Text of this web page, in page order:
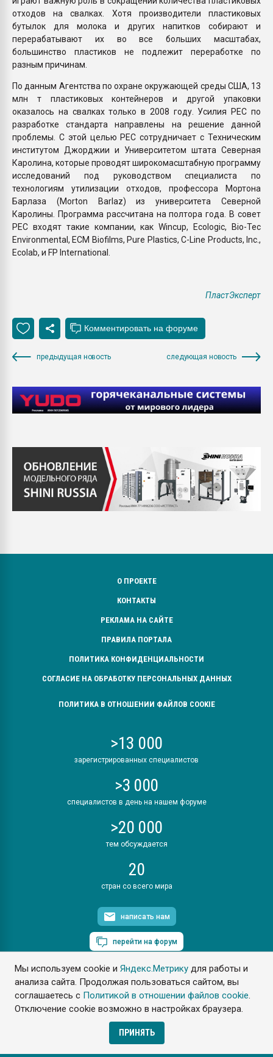
Мы используем cookie иЯндекс.Метрику для работы и
анализа сайта. Продолжая пользоваться сайтом, вы
соглашаетесь с Политикой в отношении файлов cookie.
Отключение cookie возможно в настройках браузера.
ПРИНЯТЬ
отходов на свалках. Хотя производители пластиковых
бутылок для молока и других напитков собирают и
перерабатывают их во все больших масштабах,
большинство пластиков не подлежит переработке по
разным причинам.
По данным Агентства по охране окружающей среды США, 13
млн т пластиковых контейнеров и другой упаковки
оказалось на свалках только в 2008 году. Усилия PEC по
разработке стандарта направлены на решение данной
проблемы. С этой целью PEC сотрудничает с Техническим
институтом Джорджии и Университетом штата Северная
Каролина, которые проводят широкомасштабную программу
исследований под руководством специалиста по
технологиям утилизации отходов, профессора Мортона
Барлаза (Morton Barlaz) из университета Северной
Каролины. Программа рассчитана на полтора года. В совет
PEC входят такие компании, как Wincup, Ecologic, Bio-Tec
Environmental, ECM Biofilms, Pure Plastics, C-Line Products, Inc.,
Ecolab, и FP International.
ПластЭксперт
предыдущая новость следующая новость
О ПРОЕКТЕ
КОНТАКТЫ
РЕКЛАМА НА САЙТЕ
ПРАВИЛА ПОРТАЛА
ПОЛИТИКА КОНФИДЕНЦИАЛЬНОСТИ
СОГЛАСИЕ НА ОБРАБОТКУ ПЕРСОНАЛЬНЫХ ДАННЫХ
ПОЛИТИКА В ОТНОШЕНИИ ФАЙЛОВ COOKIE
>13 000
зарегистрированных специалистов
>3 000
специалистов в день на нашем форуме
>20 000
тем обсуждается
20
стран со всего мира
написать нам
перейти на форум
ПластЭксперт © 2006. Все права защищены
Разрешается копирование материалов сайта с обязательной
Разработка сайта